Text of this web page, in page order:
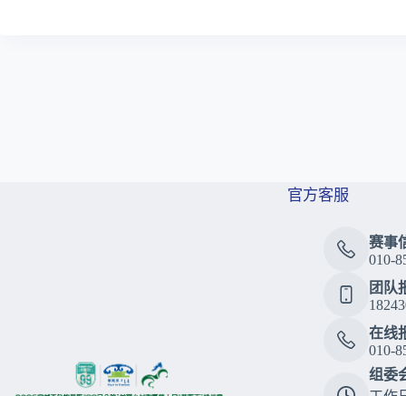
官方客服
赛事
010-
团队
在线
010-
组委